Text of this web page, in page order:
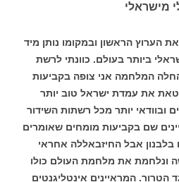
מישראלי
הערוץ הראשון ובמקומו נותן מיד
ביותר בעולם. כוונתי לרשת
המלחמה אני צופה בקביעות
את עמדת ישראל טוב יותר
ובוודאי יותר מכל רשתות השידור
שם בקביעות מומחים שאומרים
אבל החיזבאללה אחראי
ונלחמת את מלחמת העולם כולו
הטרור. המראיינים אינטליגנטים